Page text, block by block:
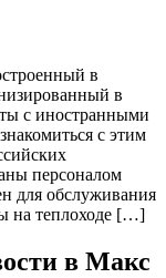
в
в
с иностранными
с этим
персоналом
для обслуживания
на теплоходе […]
в Макс